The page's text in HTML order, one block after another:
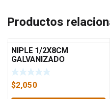
Productos
NIPLE 1/2X8CM
GALVANIZADO
$2,050